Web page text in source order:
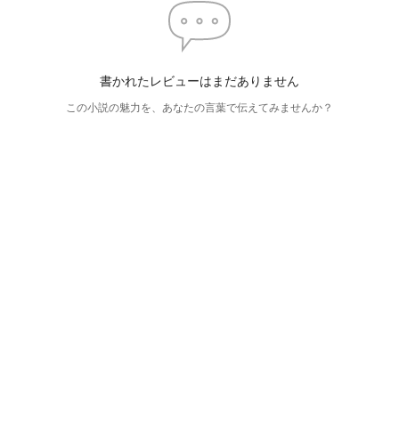
書かれたレビューはまだありません
この小説の魅力を、あなたの言葉で伝えてみませんか？